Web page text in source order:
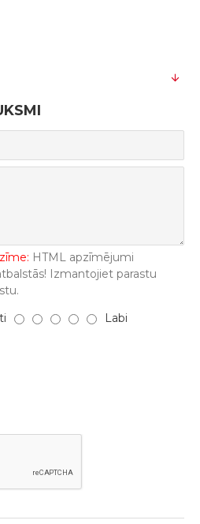
HTML apzīmējumi
Izmantojiet parastu
Labi